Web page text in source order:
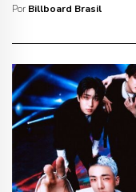
Por Billboard Brasil